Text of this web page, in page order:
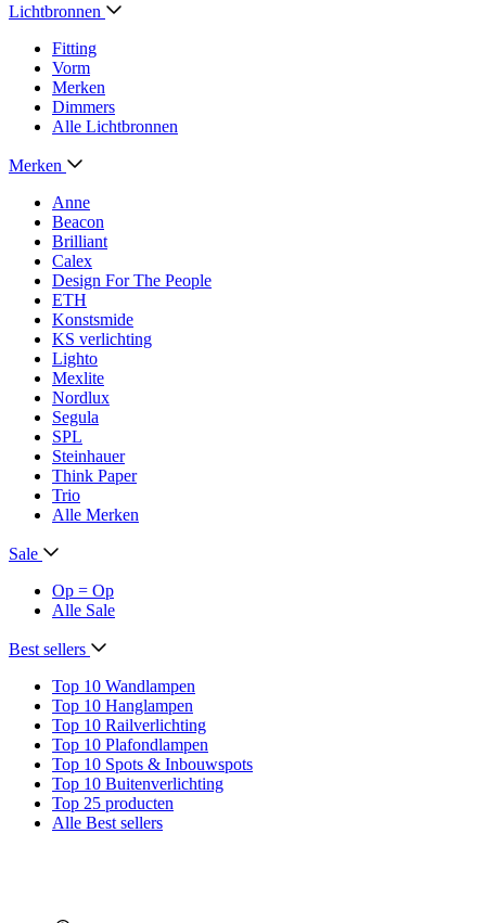
Lichtbronnen
Fitting
Vorm
Merken
Dimmers
Alle Lichtbronnen
Merken
Anne
Beacon
Brilliant
Calex
Design For The People
ETH
Konstsmide
KS verlichting
Lighto
Mexlite
Nordlux
Segula
SPL
Steinhauer
Think Paper
Trio
Alle Merken
Sale
Op = Op
Alle Sale
Best sellers
Top 10 Wandlampen
Top 10 Hanglampen
Top 10 Railverlichting
Top 10 Plafondlampen
Top 10 Spots & Inbouwspots
Top 10 Buitenverlichting
Top 25 producten
Alle Best sellers